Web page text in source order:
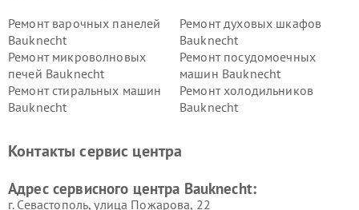
Ремонт варочных панелей
Bauknecht
Ремонт духовых шкафов
Bauknecht
Ремонт микроволновых
печей Bauknecht
Ремонт посудомоечных
машин Bauknecht
Ремонт стиральных машин
Bauknecht
Ремонт холодильников
Bauknecht
Контакты сервис центра
Адрес сервисного центра Bauknecht:
г. Севастополь, улица Пожарова, 22